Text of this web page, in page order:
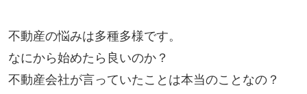
不動産の悩みは多種多様です。
なにから始めたら良いのか？
不動産会社が言っていたことは本当のことなの？